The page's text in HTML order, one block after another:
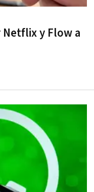
y Flow a